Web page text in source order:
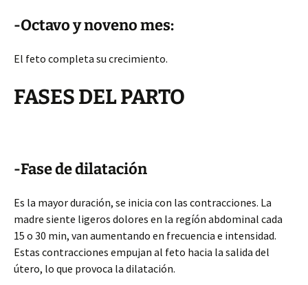
-Octavo y noveno mes:
El feto completa su crecimiento.
FASES DEL PARTO
-Fase de dilatación
Es la mayor duración, se inicia con las contracciones. La
madre siente ligeros dolores en la regíón abdominal cada
15 o 30 min, van aumentando en frecuencia e intensidad.
Estas contracciones empujan al feto hacia la salida del
útero, lo que provoca la dilatación.